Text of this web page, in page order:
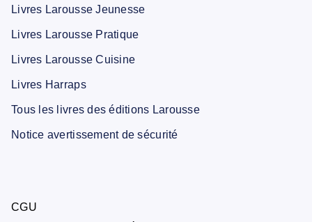
Livres Larousse Jeunesse
Livres Larousse Pratique
Livres Larousse Cuisine
Livres Harraps
Tous les livres des éditions Larousse
Notice avertissement de sécurité
CGU